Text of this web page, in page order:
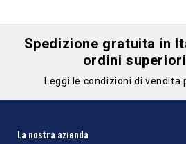
Spedizione gratuita in
ordini
Leggi le condizioni di
La nostra azienda